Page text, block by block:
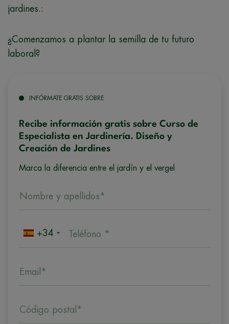
jardines.:
¿Comenzamos a plantar la semilla de tu futuro
laboral?
INFÓRMATE GRATIS SOBRE
Recibe información gratis sobre Curso de
Especialista en Jardinería. Diseño y
Creación de Jardines
Marca la diferencia entre el jardín y el vergel
Nombre y apellidos*
+34 Teléfono *
Email*
Código postal*